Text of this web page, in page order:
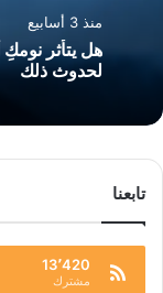
منذ 3 أسابيع
لحدوث ذلك
تابعنا
13٬420
مشترك